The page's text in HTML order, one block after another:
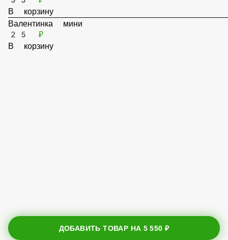
Открытка мини средняя
35 ₽
В корзину
Валентинка мини
ДОБАВИТЬ ТОВАР НА 5 550 ₽